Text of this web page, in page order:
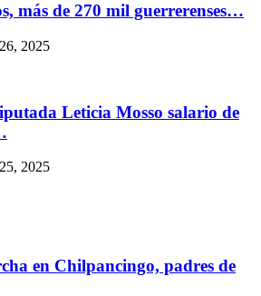
más de 270 mil guerrerenses…
2025
Leticia Mosso salario de
2025
en Chilpancingo, padres de